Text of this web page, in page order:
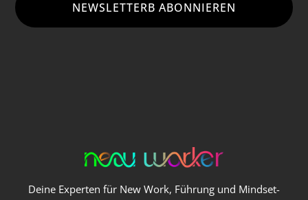
NEWSLETTERB ABONNIEREN
Deine Experten für New Work, Führung und Mindset-